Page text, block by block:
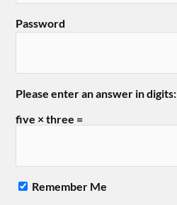
Password
Please enter an answer in digits:
five × three =
Remember Me